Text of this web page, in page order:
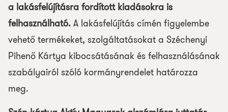
a lakásfelújításra fordított kiadásokra is
felhasználható.A lakásfelújítás címén figyelembe
vehető termékeket, szolgáltatásokat a Széchenyi
Pihenő Kártya kibocsátásának és felhasználásának
szabályairól szóló kormányrendelet határozza
meg.